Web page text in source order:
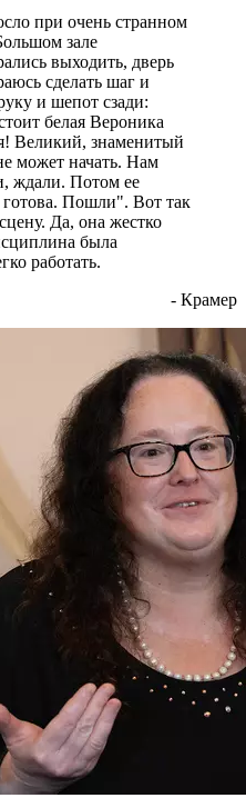
при очень странном
зале
выходить, дверь
сделать шаг и
и шепот сзади:
белая Вероника
Великий, знаменитый
может начать. Нам
ждали. Потом ее
готова. Пошли". Вот так
Да, она жестко
была
работать.
- Крамер